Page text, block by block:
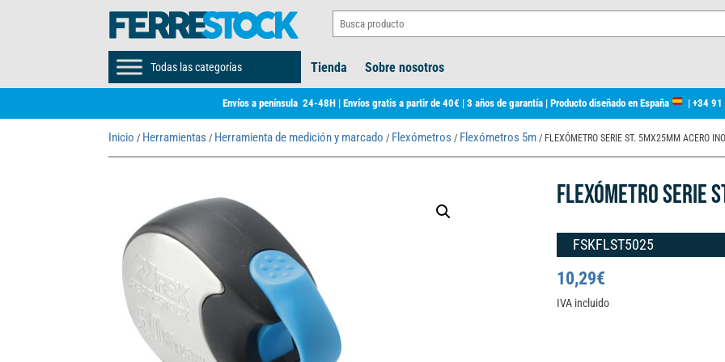
Todas las categorías Tienda Sobre nosotros
Envíos a península 24-48H | Envíos gratis a partir de 40€ | 3 años de garantía | Producto diseñado en España | +34
Inicio / Herramientas / Herramienta de medición y marcado / Flexómetros / Flexómetros 5m / FLEXÓMETRO SERIE ST. 5MX25MM ACERO
FLEXÓMETRO SERIE
FSKFLST5025
10,29€
IVA incluido